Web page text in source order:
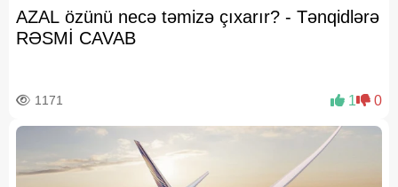
AZAL özünü necə təmizə çıxarır? - Tənqidlərə
RƏSMİ CAVAB
1171 1 0